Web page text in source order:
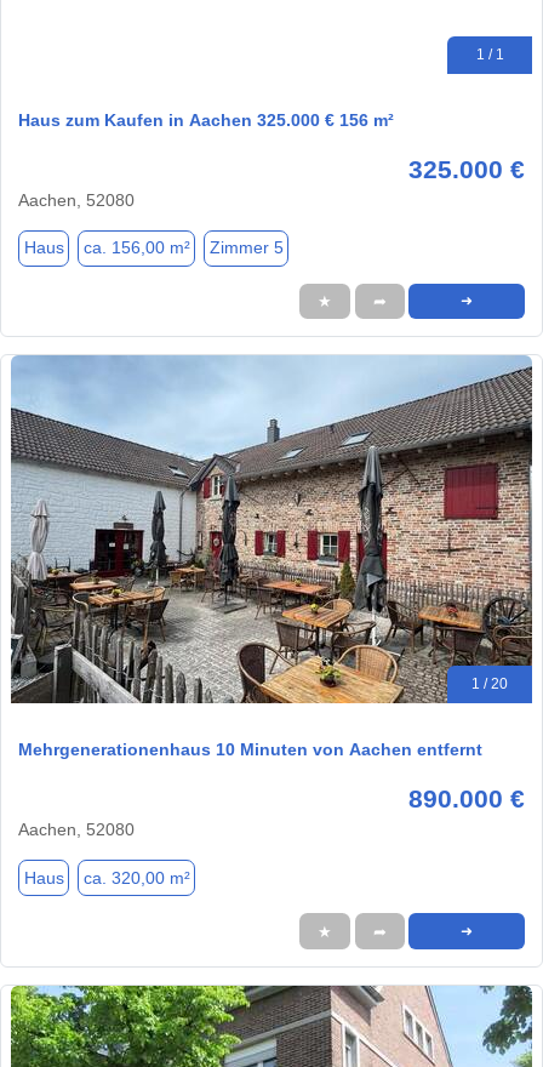
1 / 1
Haus zum Kaufen in Aachen 325.000 € 156 m²
325.000 €
Aachen, 52080
Haus ca. 156,00 m² Zimmer 5
★ ➦ ➜
1 / 20
Mehrgenerationenhaus 10 Minuten von Aachen entfernt
890.000 €
Aachen, 52080
Haus ca. 320,00 m²
★ ➦ ➜